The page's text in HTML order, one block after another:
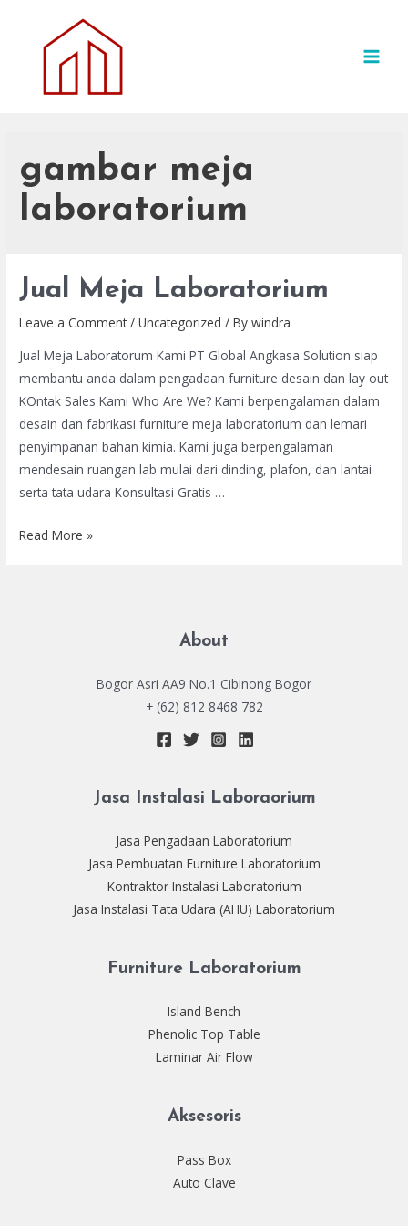
gambar meja
laboratorium
Jual Meja Laboratorium
Leave a Comment /Uncategorized / Bywindra
Jual Meja Laboratorum Kami PT Global Angkasa Solution siap
membantu anda dalam pengadaan furniture desain dan lay out
KOntak Sales Kami Who Are We? Kami berpengalaman dalam
desain dan fabrikasi furniture meja laboratorium dan lemari
penyimpanan bahan kimia. Kami juga berpengalaman
mendesain ruangan lab mulai dari dinding, plafon, dan lantai
serta tata udara Konsultasi Gratis …
Jual
Read More »
About
Bogor Asri AA9 No.1 Cibinong Bogor
+ (62) 812 8468 782
Jasa Instalasi Laboraorium
Jasa Pengadaan Laboratorium
Jasa Pembuatan Furniture Laboratorium
Kontraktor Instalasi Laboratorium
Jasa Instalasi Tata Udara (AHU) Laboratorium
Furniture Laboratorium
Island Bench
Phenolic Top Table
Laminar Air Flow
Aksesoris
Pass Box
Auto Clave